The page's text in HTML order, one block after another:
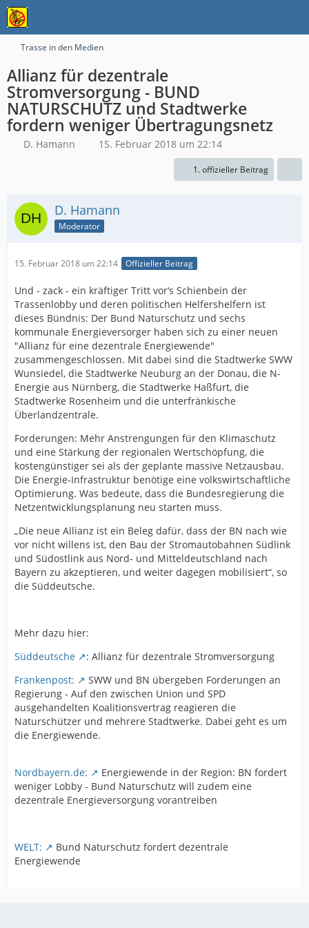
Trasse in den Medien
Allianz für dezentrale
Stromversorgung - BUND
NATURSCHUTZ und Stadtwerke
fordern weniger Übertragungsnetz
D. Hamann 15. Februar 2018 um 22:14
1. offizieller Beitrag
D. Hamann
Moderator
15. Februar 2018 um 22:14 Offizieller Beitrag
Und - zack - ein kräftiger Tritt vor‘s Schienbein der
Trassenlobby und deren politischen Helfershelfern ist
dieses Bündnis: Der Bund Naturschutz und sechs
kommunale Energieversorger haben sich zu einer neuen
"Allianz für eine dezentrale Energiewende"
zusammengeschlossen. Mit dabei sind die Stadtwerke SWW
Wunsiedel, die Stadtwerke Neuburg an der Donau, die N-
Energie aus Nürnberg, die Stadtwerke Haßfurt, die
Stadtwerke Rosenheim und die unterfränkische
Überlandzentrale.
Forderungen: Mehr Anstrengungen für den Klimaschutz
und eine Stärkung der regionalen Wertschöpfung, die
kostengünstiger sei als der geplante massive Netzausbau.
Die Energie-Infrastruktur benötige eine volkswirtschaftliche
Optimierung. Was bedeute, dass die Bundesregierung die
Netzentwicklungsplanung neu starten muss.
„Die neue Allianz ist ein Beleg dafür, dass der BN nach wie
vor nicht willens ist, den Bau der Stromautobahnen Südlink
und Südostlink aus Nord- und Mitteldeutschland nach
Bayern zu akzeptieren, und weiter dagegen mobilisiert“, so
die Süddeutsche.
Mehr dazu hier:
Süddeutsche
: Allianz für dezentrale Stromversorgung
Frankenpost:
SWW und BN übergeben Forderungen an
Regierung - Auf den zwischen Union und SPD
ausgehandelten Koalitionsvertrag reagieren die
Naturschützer und mehrere Stadtwerke. Dabei geht es um
die Energiewende.
Nordbayern.de:
Energiewende in der Region: BN fordert
weniger Lobby - Bund Naturschutz will zudem eine
dezentrale Energieversorgung vorantreiben
WELT:
Bund Naturschutz fordert dezentrale
Energiewende